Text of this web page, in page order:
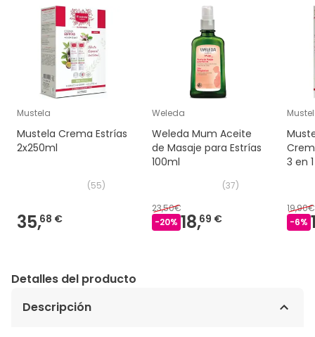
Mustela
Mustela Crema Estrías
2x250ml
(55)
35,68 €
Weleda
Weleda Mum Aceite
de Masaje para Estrías
100ml
(37)
23,50€
-20% 18,69 €
3 en
19,90€
-6%
Detalles del producto
Descripción